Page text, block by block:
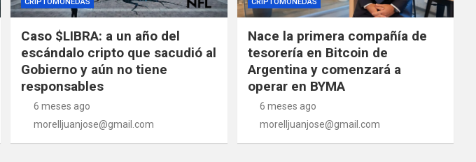
CRIPTOMONEDAS
Caso $LIBRA: a un año del
escándalo cripto que sacudió al
Gobierno y aún no tiene
responsables
6 meses ago
morelljuanjose@gmail.com
CRIPTOMONEDAS
Nace la primera compañía de
tesorería en Bitcoin de
Argentina y comenzará a
operar en BYMA
6 meses ago
morelljuanjose@gmail.com